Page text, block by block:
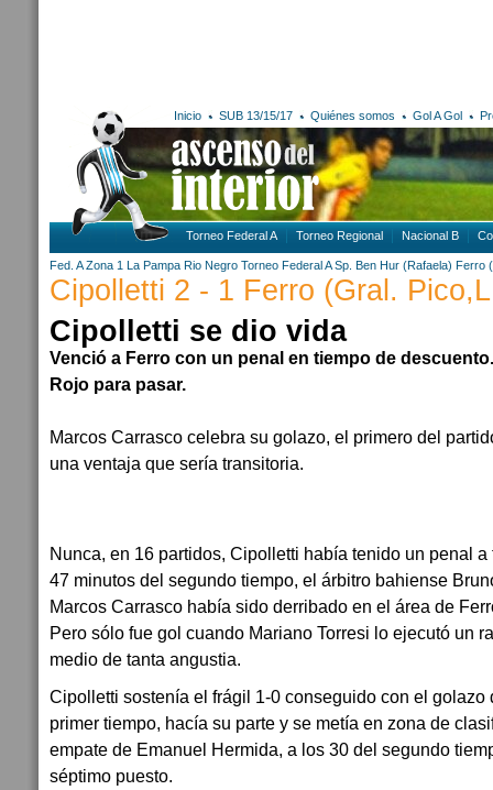
Inicio SUB 13/15/17 Quiénes somos Gol A Gol
Torneo Federal A Torneo Regional Nacional B
Fed. A Zona 1 La Pampa Rio Negro Torneo Federal A Sp. Ben Hur (Rafaela) Ferro
Cipolletti 2 - 1 Ferro (Gral.
Cipolletti se dio vida
Venció a Ferro con un penal en tiempo de
Rojo para pasar.
Marcos Carrasco celebra su golazo, el primero del
una ventaja que sería transitoria.
Nunca, en 16 partidos, Cipolletti había tenido un penal a
47 minutos del segundo tiempo, el árbitro bahiense
Marcos Carrasco había sido derribado en el área de
Pero sólo fue gol cuando Mariano Torresi lo ejecutó un
medio de tanta angustia.
Cipolletti sostenía el frágil 1-0 conseguido con el golazo
primer tiempo, hacía su parte y se metía en zona de
empate de Emanuel Hermida, a los 30 del segundo
séptimo puesto.